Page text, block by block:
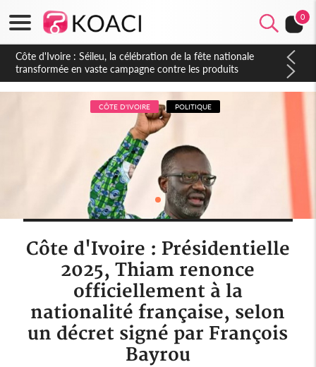
0
Côte d'Ivoire : Séileu, la célébration de la fête nationale
transformée en vaste campagne contre les produits
dépigmentants dangereux
CÔTE D'IVOIRE POLITIQUE
Côte d'Ivoire : Présidentielle
2025, Thiam renonce
officiellement à la
nationalité française, selon
un décret signé par François
Bayrou